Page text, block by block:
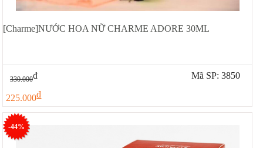
[Charme]NƯỚC HOA NỮ CHARME ADORE 30ML
330.000đ
225.000đ
Mã SP: 3850
-44%